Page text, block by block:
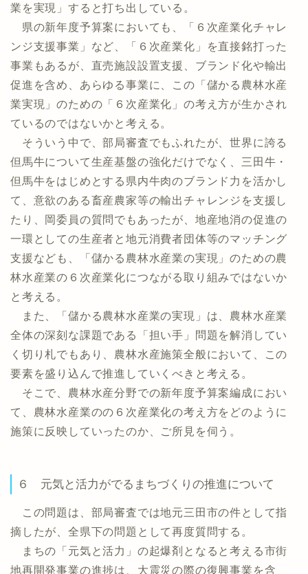
業を実現」すると打ち出している。
県の新年度予算案においても、「６次産業化チャレ
ンジ支援事業」など、「６次産業化」を直接銘打った
事業もあるが、直売施設設置支援、ブランド化や輸出
促進を含め、あらゆる事業に、この「儲かる農林水産
業実現」のための「６次産業化」の考え方が生かされ
ているのではないかと考える。
そういう中で、部局審査でもふれたが、世界に誇る
但馬牛について生産基盤の強化だけでなく、三田牛・
但馬牛をはじめとする県内牛肉のブランド力を活かし
て、意欲のある畜産農家等の輸出チャレンジを支援し
たり、岡委員の質問でもあったが、地産地消の促進の
一環としての生産者と地元消費者団体等のマッチング
支援なども、「儲かる農林水産業の実現」のための農
林水産業の６次産業化につながる取り組みではないか
と考える。
また、「儲かる農林水産業の実現」は、農林水産業
全体の深刻な課題である「担い手」問題を解消してい
く切り札でもあり、農林水産施策全般において、この
要素を盛り込んで推進していくべきと考える。
そこで、農林水産分野での新年度予算案編成におい
て、農林水産業のの６次産業化の考え方をどのように
施策に反映していったのか、ご所見を伺う。
６ 元気と活力がでるまちづくりの推進について
この問題は、部局審査では地元三田市の件として指
摘したが、全県下の問題として再度質問する。
まちの「元気と活力」の起爆剤となると考える市街
地再開発事業の進捗は、大震災の際の復興事業を含